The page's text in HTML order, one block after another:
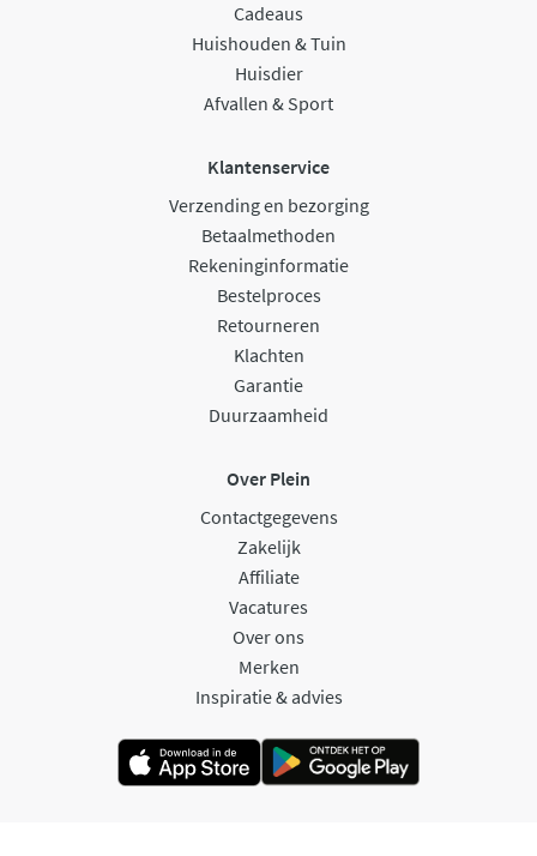
Cadeaus
Huishouden & Tuin
Huisdier
Afvallen & Sport
Klantenservice
Verzending en bezorging
Betaalmethoden
Rekeninginformatie
Bestelproces
Retourneren
Klachten
Garantie
Duurzaamheid
Over Plein
Contactgegevens
Zakelijk
Affiliate
Vacatures
Over ons
Merken
Inspiratie & advies